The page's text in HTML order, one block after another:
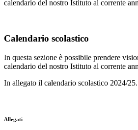
calendario del nostro Istituto al corrente
Calendario scolastico
In questa sezione è possibile prendere
calendario del nostro Istituto al corrente
In allegato il calendario scolastico 2024/25.
Allegati